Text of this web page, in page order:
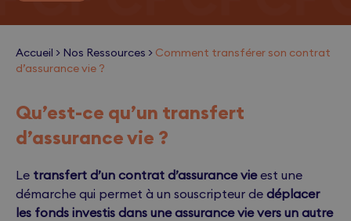
Accueil > Nos Ressources > Comment transférer son contrat
d’assurance vie ?
Qu’est-ce qu’un transfert
d’assurance vie ?
Le transfert d’un contrat d’assurance vieest une
démarche qui permet à un souscripteur de déplacer
les fonds investis dans une assurance vie vers un autre